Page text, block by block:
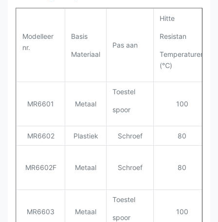
Modelleer
nr.
Basis
Materiaal
Pas aan
Hitte
Resistan
Temperaturen
(℃)
MR6601 Metaal
Toestel
spoor
100
MR6602 Plastiek Schroef 80
MR6602F Metaal Schroef 80
MR6603 Metaal
Toestel
spoor
100